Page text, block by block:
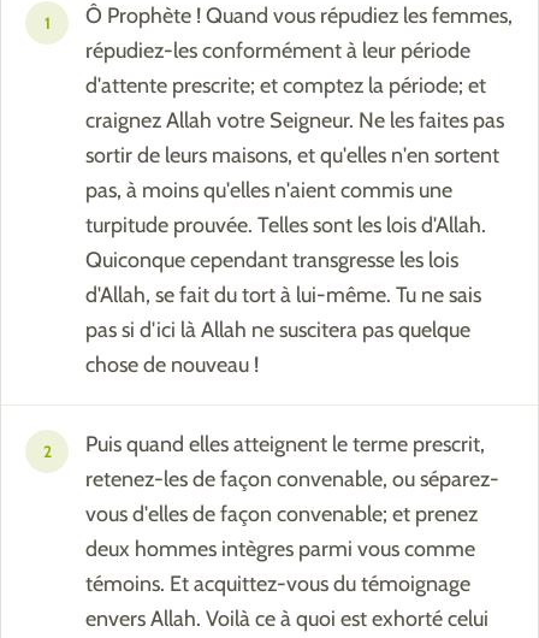
1
Ô Prophète ! Quand vous répudiez les femmes,
répudiez-les conformément à leur période
d'attente prescrite; et comptez la période; et
craignez Allah votre Seigneur. Ne les faites pas
sortir de leurs maisons, et qu'elles n'en sortent
pas, à moins qu'elles n'aient commis une
turpitude prouvée. Telles sont les lois d'Allah.
Quiconque cependant transgresse les lois
d'Allah, se fait du tort à lui-même. Tu ne sais
pas si d'ici là Allah ne suscitera pas quelque
chose de nouveau !
2
Puis quand elles atteignent le terme prescrit,
retenez-les de façon convenable, ou séparez-
vous d'elles de façon convenable; et prenez
deux hommes intègres parmi vous comme
témoins. Et acquittez-vous du témoignage
envers Allah. Voilà ce à quoi est exhorté celui